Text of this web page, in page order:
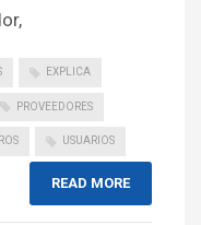
EXPLICA
PROVEEDORES
USUARIOS
READ MORE